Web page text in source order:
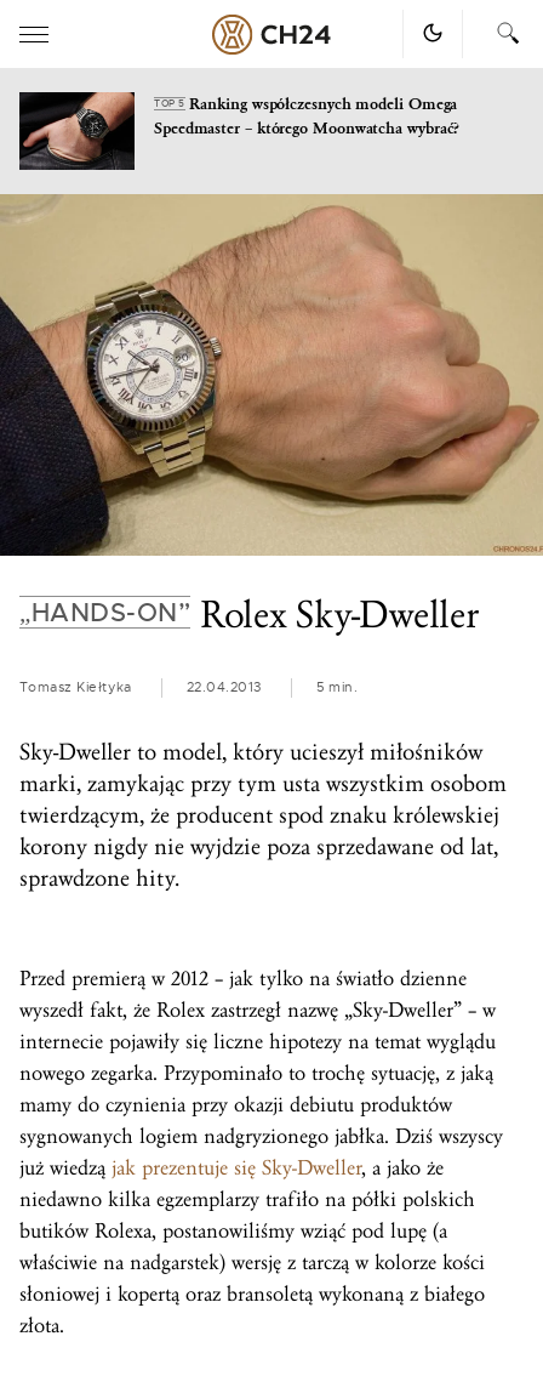
TOP 5Ranking współczesnych modeli Omega
Speedmaster – którego Moonwatcha wybrać?
„HANDS-ON” Rolex Sky-Dweller
Tomasz Kiełtyka 22.04.2013 5 min.
Sky-Dweller to model, który ucieszył miłośników
marki, zamykając przy tym usta wszystkim osobom
twierdzącym, że producent spod znaku królewskiej
korony nigdy nie wyjdzie poza sprzedawane od lat,
sprawdzone hity.
Przed premierą w 2012 – jak tylko na światło dzienne
wyszedł fakt, że Rolex zastrzegł nazwę „Sky-Dweller” – w
internecie pojawiły się liczne hipotezy na temat wyglądu
nowego zegarka. Przypominało to trochę sytuację, z jaką
mamy do czynienia przy okazji debiutu produktów
sygnowanych logiem nadgryzionego jabłka. Dziś wszyscy
już wiedzą jak prezentuje się Sky-Dweller, a jako że
niedawno kilka egzemplarzy trafiło na półki polskich
butików Rolexa, postanowiliśmy wziąć pod lupę (a
właściwie na nadgarstek) wersję z tarczą w kolorze kości
słoniowej i kopertą oraz bransoletą wykonaną z białego
złota.